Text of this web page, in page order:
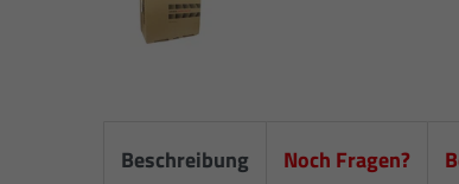
Beschreibung Noch Fragen?